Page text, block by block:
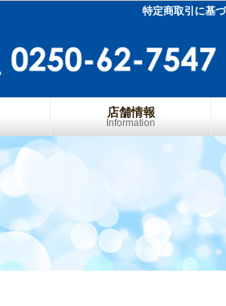
特定商取引に基
店舗情報
Information